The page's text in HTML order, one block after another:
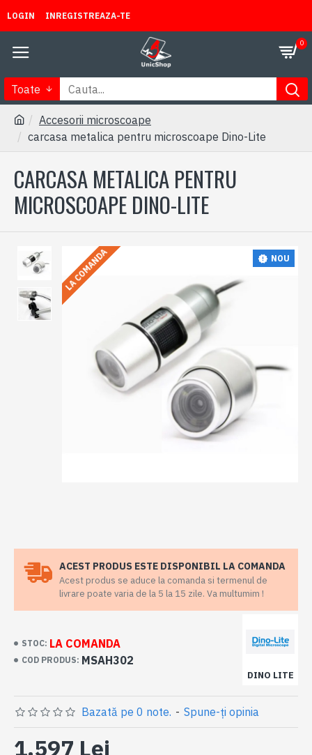
LOGIN INREGISTREAZA-TE
0
Toate
Accesorii microscoape
carcasa metalica pentru microscoape Dino-Lite
CARCASA METALICA PENTRU
MICROSCOAPE DINO-LITE
NOU
LA COMANDA
ACEST PRODUS ESTE DISPONIBIL LA COMANDA
Acest produs se aduce la comanda si termenul de
livrare poate varia de la 5 la 15 zile. Va multumim !
STOC: LA COMANDA
COD PRODUS: MSAH302
DINO LITE
Bazată pe 0 note. - Spune-ţi opinia
1.597 Lei